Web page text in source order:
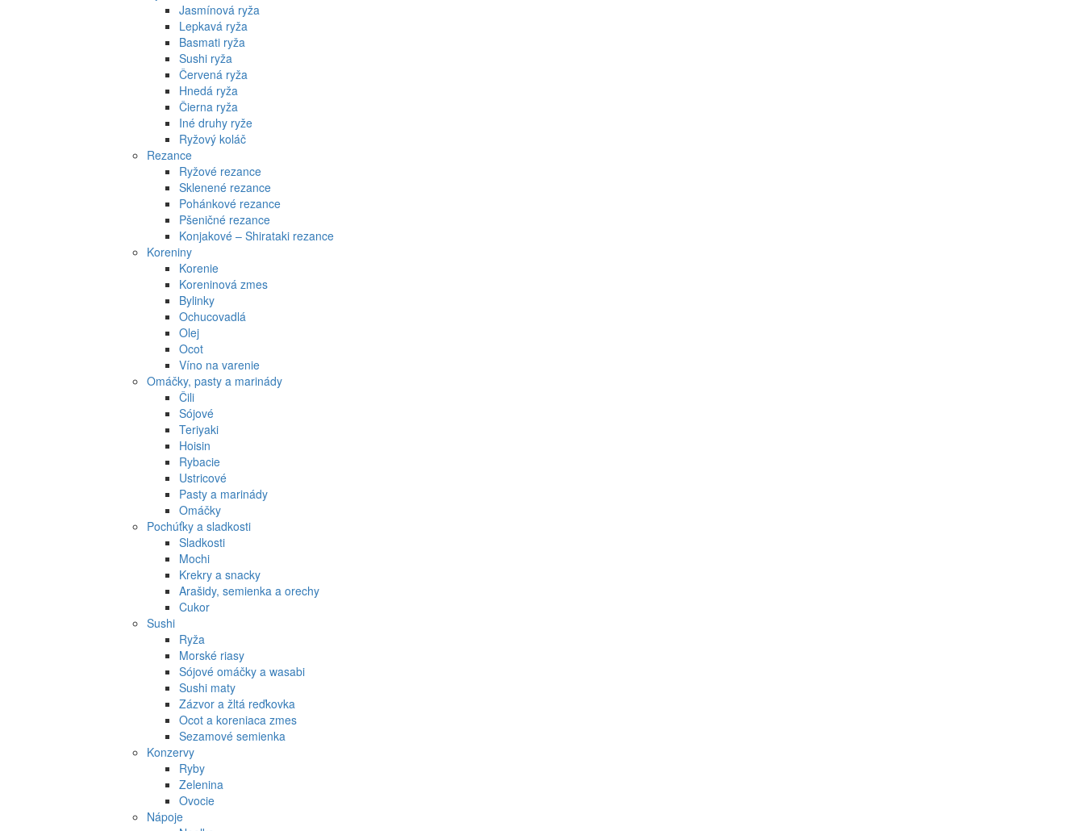
Jasmínová ryža
Lepkavá ryža
Basmati ryža
Sushi ryža
Červená ryža
Hnedá ryža
Čierna ryža
Iné druhy ryže
Ryžový koláč
Rezance
Ryžové rezance
Sklenené rezance
Pohánkové rezance
Pšeničné rezance
Konjakové – Shirataki rezance
Koreniny
Korenie
Koreninová zmes
Bylinky
Ochucovadlá
Olej
Ocot
Víno na varenie
Omáčky, pasty a marinády
Čili
Sójové
Teriyaki
Hoisin
Rybacie
Ustricové
Pasty a marinády
Omáčky
Pochúťky a sladkosti
Sladkosti
Mochi
Krekry a snacky
Arašidy, semienka a orechy
Cukor
Sushi
Ryža
Morské riasy
Sójové omáčky a wasabi
Sushi maty
Zázvor a žltá reďkovka
Ocot a koreniaca zmes
Sezamové semienka
Konzervy
Ryby
Zelenina
Ovocie
Nápoje